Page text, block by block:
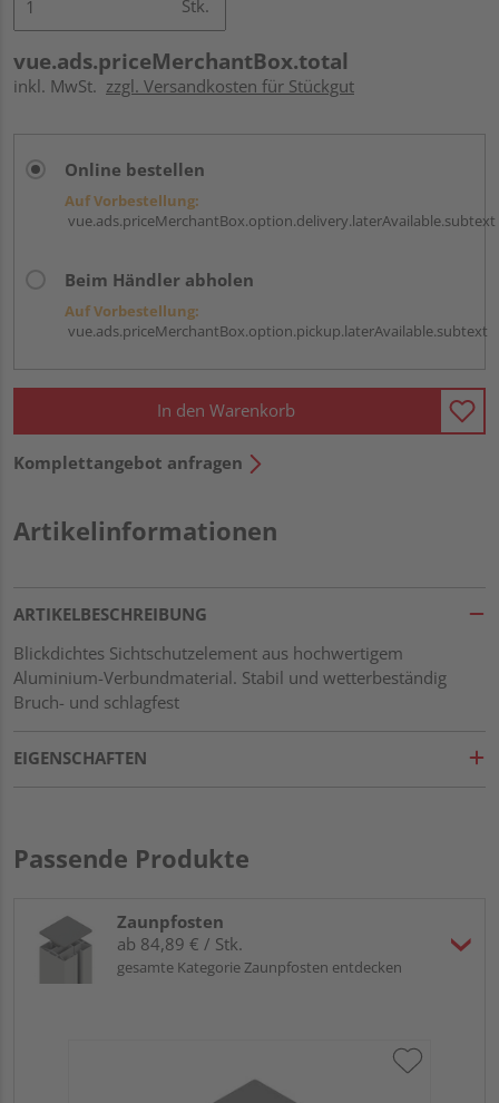
Stk.
vue.ads.priceMerchantBox.total
inkl. MwSt. zzgl. Versandkosten für Stückgut
Online bestellen
Auf Vorbestellung:
vue.ads.priceMerchantBox.option.delivery.laterAvailable.subtext
Beim Händler abholen
Auf Vorbestellung:
vue.ads.priceMerchantBox.option.pickup.laterAvailable.subtext
In den Warenkorb
Komplettangebot anfragen
Artikelinformationen
ARTIKELBESCHREIBUNG
Blickdichtes Sichtschutzelement aus hochwertigem
Aluminium-Verbundmaterial. Stabil und wetterbeständig
Bruch- und schlagfest
EIGENSCHAFTEN
Passende Produkte
Zaunpfosten
ab 84,89 € / Stk.
gesamte Kategorie Zaunpfosten entdecken